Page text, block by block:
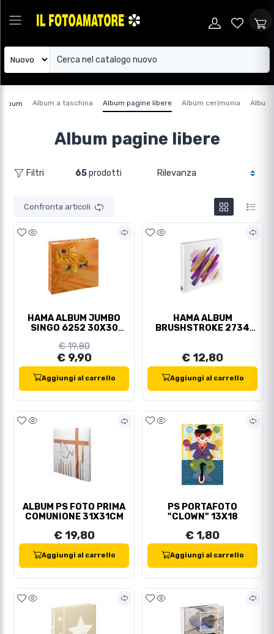
Album Album a taschina Album pagine libere Album cerimonia
Album pagine libere
Filtri 65prodotti
Confronta articoli
HAMA ALBUM JUMBO
SINGO 6252 30X30
€ 19,80
€ 9,90
Aggiungi al carrello
HAMA ALBUM
BRUSHSTROKE 2734
€ 12,80
Aggiungi al carrello
ALBUM PS FOTO PRIMA
COMUNIONE 31X31CM
€ 19,80
Aggiungi al carrello
PS PORTAFOTO
"CLOWN" 13X18
€ 1,80
Aggiungi al carrello